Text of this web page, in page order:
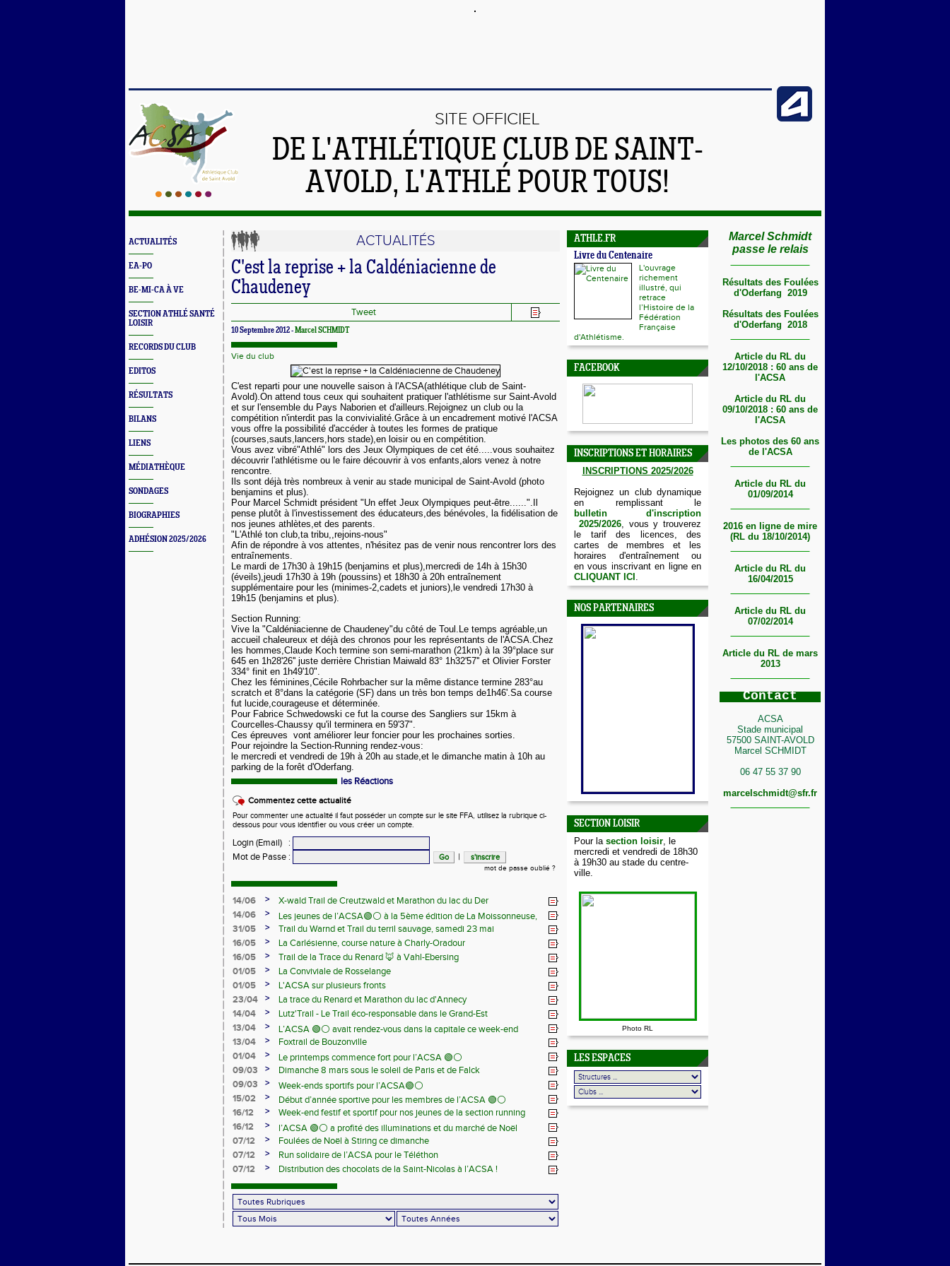
SITE OFFICIEL
DE L'ATHLÉTIQUE CLUB DE SAINT-
AVOLD, L'ATHLÉ POUR TOUS!
ACTUALITÉS
EA-PO
BE-MI-CA À VE
SECTION ATHLÉ SANTÉ
LOISIR
RECORDS DU CLUB
EDITOS
RÉSULTATS
BILANS
LIENS
MÉDIATHÈQUE
SONDAGES
BIOGRAPHIES
ADHÉSION 2025/2026
ACTUALITÉS
C'est la reprise + la Caldéniacienne de
Chaudeney
Tweet
10 Septembre 2012 -Marcel SCHMIDT
Vie du club
C'est reparti pour une nouvelle saison à l'ACSA(athlétique club de Saint-
Avold).On attend tous ceux qui souhaitent pratiquer l'athlétisme sur Saint-Avold
et sur l'ensemble du Pays Naborien et d'ailleurs.Rejoignez un club ou la
compétition n'interdit pas la convivialité.Grâce à un encadrement motivé l'ACSA
vous offre la possibilité d'accéder à toutes les formes de pratique
(courses,sauts,lancers,hors stade),en loisir ou en compétition.
Vous avez vibré"Athlé" lors des Jeux Olympiques de cet été.....vous souhaitez
découvrir l'athlétisme ou le faire découvrir à vos enfants,alors venez à notre
rencontre.
Ils sont déjà très nombreux à venir au stade municipal de Saint-Avold (photo
benjamins et plus).
Pour Marcel Schmidt président "Un effet Jeux Olympiques peut-être......".Il
pense plutôt à l'investissement des éducateurs,des bénévoles, la fidélisation de
nos jeunes athlètes,et des parents.
"L'Athlé ton club,ta tribu,,rejoins-nous"
Afin de répondre à vos attentes, n'hésitez pas de venir nous rencontrer lors des
entraînements.
Le mardi de 17h30 à 19h15 (benjamins et plus),mercredi de 14h à 15h30
(éveils),jeudi 17h30 à 19h (poussins) et 18h30 à 20h entraînement
supplémentaire pour les (minimes-2,cadets et juniors),le vendredi 17h30 à
19h15 (benjamins et plus).
Section Running:
Vive la "Caldéniacienne de Chaudeney"du côté de Toul.Le temps agréable,un
accueil chaleureux et déjà des chronos pour les représentants de l'ACSA.Chez
les hommes,Claude Koch termine son semi-marathon (21km) à la 39°place sur
645 en 1h28'26'' juste derrière Christian Maiwald 83° 1h32'57'' et Olivier Forster
334° finit en 1h49'10".
Chez les féminines,Cécile Rohrbacher sur la même distance termine 283°au
scratch et 8°dans la catégorie (SF) dans un très bon temps de1h46'.Sa course
fut lucide,courageuse et déterminée.
Pour Fabrice Schwedowski ce fut la course des Sangliers sur 15km à
Courcelles-Chaussy qu'il terminera en 59'37".
Ces épreuves vont améliorer leur foncier pour les prochaines sorties.
Pour rejoindre la Section-Running rendez-vous:
le mercredi et vendredi de 19h à 20h au stade,et le dimanche matin à 10h au
parking de la forêt d'Oderfang.
les Réactions
Commentez cette actualité
Pour commenter une actualité il faut posséder un compte sur le site FFA, utilisez la rubrique ci-
dessous pour vous identifier ou vous créer un compte.
Login (Email)
:
Mot de Passe : |
mot de passe oublié ?
14/06 >
X-wald Trail de Creutzwald et Marathon du lac du Der
14/06
>
Les jeunes de l’ACSA🟢⚪️ à la 5ème édition de La Moissonneuse,
Samedi 13 juin
31/05 >
Trail du Warnd et Trail du terril sauvage, samedi 23 mai
16/05
>
La Carlésienne, course nature à Charly-Oradour
16/05
>
Trail de la Trace du Renard 🦊 à Vahl-Ebersing
01/05
>
La Conviviale de Rosselange
01/05
>
L'ACSA sur plusieurs fronts
23/04
>
La trace du Renard et Marathon du lac d'Annecy
14/04
>
Lutz'Trail - Le Trail éco-responsable dans le Grand-Est
13/04
>
L’ACSA 🟢⚪️ avait rendez-vous dans la capitale ce week-end
13/04
>
Foxtrail de Bouzonville
01/04
>
Le printemps commence fort pour l’ACSA 🟢⚪️
09/03
>
Dimanche 8 mars sous le soleil de Paris et de Falck
09/03
>
Week-ends sportifs pour l’ACSA🟢⚪️
15/02
>
Début d’année sportive pour les membres de l’ACSA 🟢⚪️
16/12
>
Week-end festif et sportif pour nos jeunes de la section running
16/12
>
l’ACSA 🟢⚪️ a profité des illuminations et du marché de Noël
07/12
>
Foulées de Noël à Stiring ce dimanche
07/12
>
Run solidaire de l’ACSA pour le Téléthon
07/12
> Distribution des chocolats de la Saint-Nicolas à l’ACSA !
ATHLE.FR
Livre du Centenaire
L'ouvrage
richement
illustré, qui
retrace
l’Histoire de la
Fédération
Française
d'Athlétisme.
FACEBOOK
INSCRIPTIONS ET HORAIRES
INSCRIPTIONS 2025/2026
Rejoignez un club dynamique
en remplissant le
bulletin d'inscription
2025/2026, vous y trouverez
le tarif des licences, des
cartes de membres et les
horaires d'entraînement ou
en vous inscrivant en ligne en
CLIQUANT ICI .
NOS PARTENAIRES
SECTION LOISIR
Pour la section loisir, le
mercredi et vendredi de 18h30
à 19h30 au stade du centre-
ville.
Photo RL
LES ESPACES
Marcel Schmidt
passe le relais
Résultats des Foulées
d'Oderfang 2019
Résultats des Foulées
d'Oderfang 2018
Article du RL du
12/10/2018 : 60 ans de
l'ACSA
Article du RL du
09/10/2018 : 60 ans de
l'ACSA
Les photos des 60 ans
de l'ACSA
Article du RL du
01/09/2014
2016 en ligne de mire
(RL du 18/10/2014)
Article du RL du
16/04/2015
Article du RL du
07/02/2014
Article du RL de mars
2013
Contact
ACSA
Stade municipal
57500 SAINT-AVOLD
Marcel SCHMIDT
06 47 55 37 90
marcelschmidt@sfr.fr